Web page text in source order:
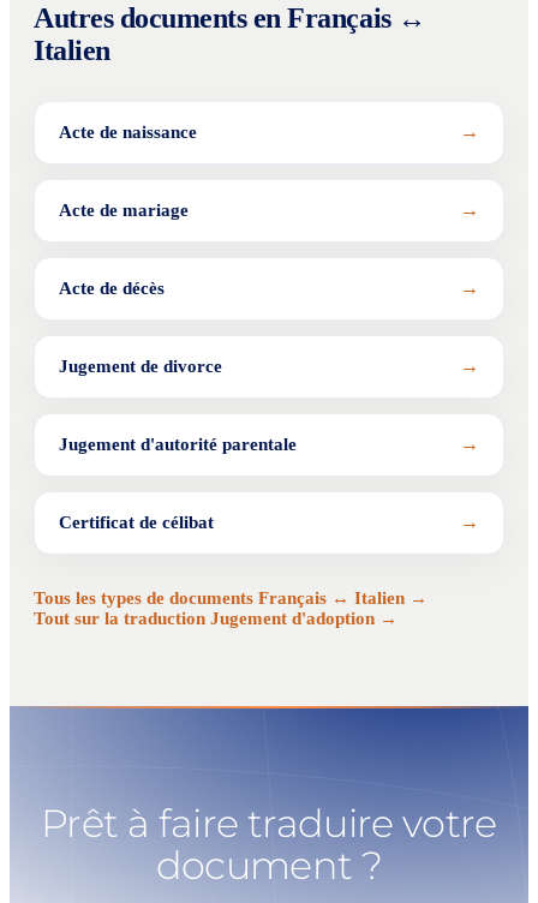
Autres documents en Français ↔
Italien
Acte de naissance →
Acte de mariage →
Acte de décès →
Jugement de divorce →
Jugement d'autorité parentale →
Certificat de célibat →
Tous les types de documents Français ↔ Italien →
Tout sur la traduction Jugement d'adoption →
Prêt à faire traduire votre
document ?